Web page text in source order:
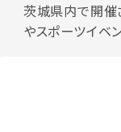
茨城県内で開催
やスポーツイベ